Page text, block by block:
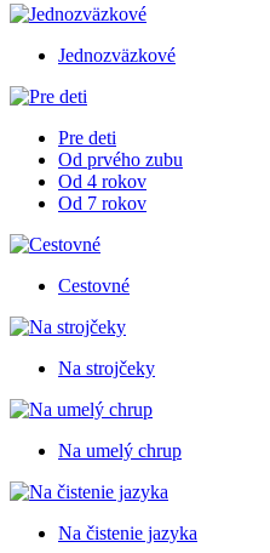
Jednozväzkové
Pre deti
Od prvého zubu
Od 4 rokov
Od 7 rokov
Cestovné
Na strojčeky
Na umelý chrup
Na čistenie jazyka